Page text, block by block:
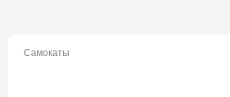
Самокаты